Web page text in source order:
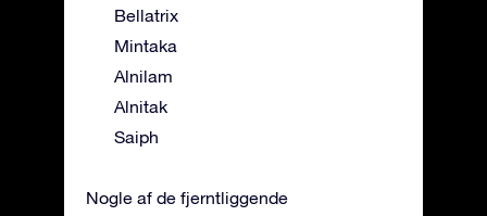
Bellatrix
Mintaka
Alnilam
Alnitak
Saiph
Nogle af de fjerntliggende